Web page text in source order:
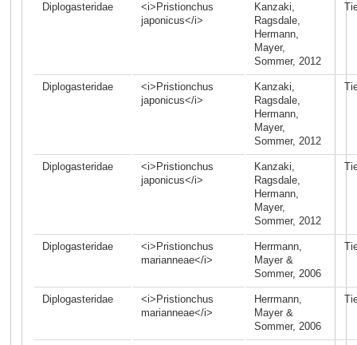
Diplogasteridae
<i>Pristionchus
japonicus</i>
Kanzaki,
Ragsdale,
Hermann,
Mayer,
Sommer, 2012
Diplogasteridae
<i>Pristionchus
japonicus</i>
Kanzaki,
Ragsdale,
Hermann,
Mayer,
Sommer, 2012
Diplogasteridae
<i>Pristionchus
japonicus</i>
Kanzaki,
Ragsdale,
Hermann,
Mayer,
Sommer, 2012
Diplogasteridae
<i>Pristionchus
marianneae</i>
Herrmann,
Mayer &
Sommer, 2006
Diplogasteridae
<i>Pristionchus
marianneae</i>
Herrmann,
Mayer &
Sommer, 2006